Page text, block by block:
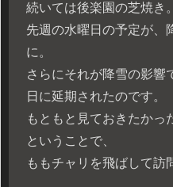
続いては後楽園の芝焼き。
先週の水曜日の予定が、
に。
さらにそれが降雪の影響
日に延期されたのです。
もともと見ておきたかっ
ということで、
ももチャリを飛ばして訪